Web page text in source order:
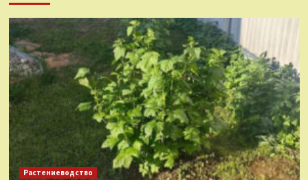
Растениеводство